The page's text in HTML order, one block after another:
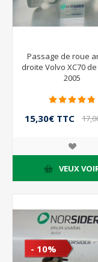
Passage de roue
droite Volvo XC70 de
2005
15,30€ TTC
VEUX
- 10%